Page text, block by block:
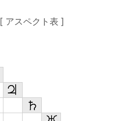
[ アスペクト表 ]